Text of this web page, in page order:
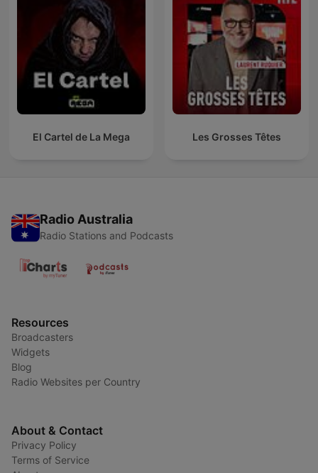
El Cartel de La Mega Les Grosses Têtes
Radio Australia
Radio Stations and Podcasts
Resources
Broadcasters
Widgets
Blog
Radio Websites per Country
About & Contact
Privacy Policy
Terms of Service